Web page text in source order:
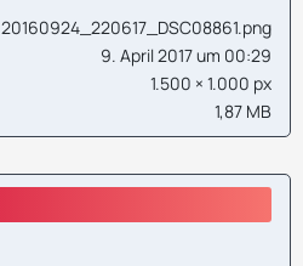
20160924_220617_DSC08861.png
9. April 2017 um 00:29
1.500 × 1.000 px
1,87 MB